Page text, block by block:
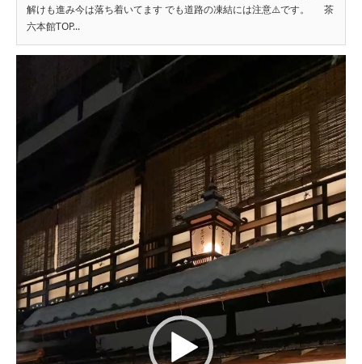
解けも進み今は落ち着いてます でも道路の凍結には注意⚠️です。 茶
六本館TOP...
動